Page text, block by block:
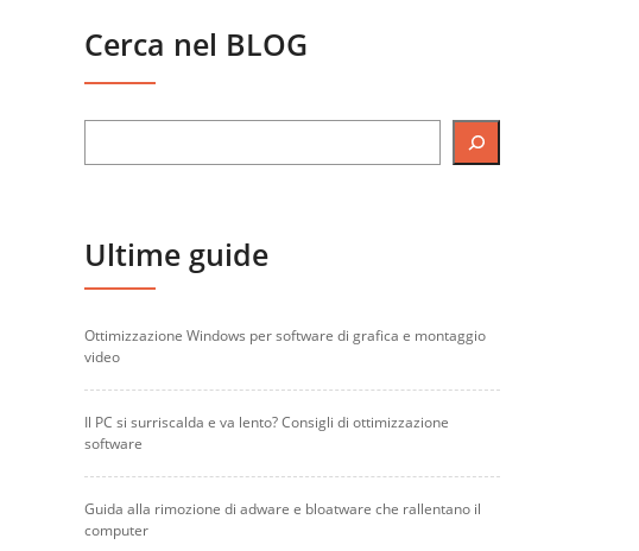
Cerca nel BLOG
Ultime guide
Ottimizzazione Windows per software di grafica e montaggio
video
Il PC si surriscalda e va lento? Consigli di ottimizzazione
software
Guida alla rimozione di adware e bloatware che rallentano il
computer